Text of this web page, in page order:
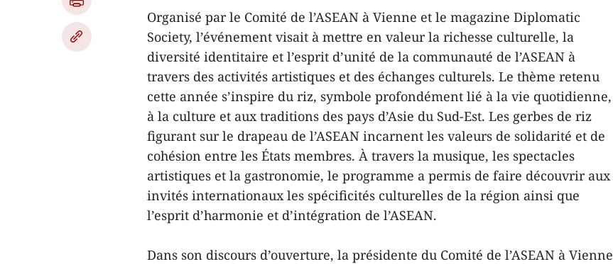
Organisé par le Comité de l’ASEAN à Vienne et le magazine Diplomatic
Society, l’événement visait à mettre en valeur la richesse culturelle, la
diversité identitaire et l’esprit d’unité de la communauté de l’ASEAN à
travers des activités artistiques et des échanges culturels. Le thème retenu
cette année s’inspire du riz, symbole profondément lié à la vie quotidienne,
à la culture et aux traditions des pays d’Asie du Sud-Est. Les gerbes de riz
figurant sur le drapeau de l’ASEAN incarnent les valeurs de solidarité et de
cohésion entre les États membres. À travers la musique, les spectacles
artistiques et la gastronomie, le programme a permis de faire découvrir aux
invités internationaux les spécificités culturelles de la région ainsi que
l’esprit d’harmonie et d’intégration de l’ASEAN.
Dans son discours d’ouverture, la présidente du Comité de l’ASEAN à Vienne